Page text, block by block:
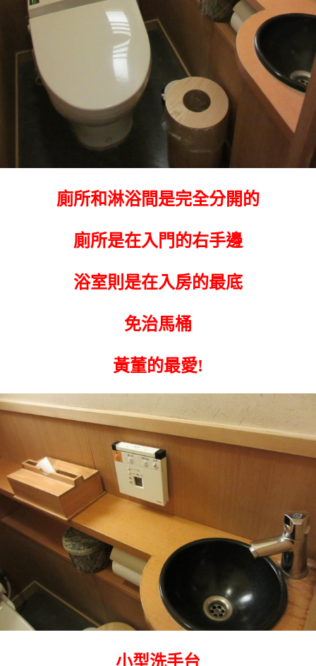
廁所和淋浴間是完全分開的
廁所是在入門的右手邊
浴室則是在入房的最底
免治馬桶
黃董的最愛!
小型洗手台